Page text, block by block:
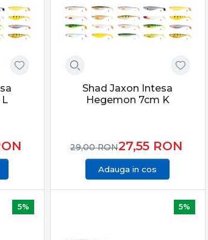
Shad Jaxon Intesa
Hegemon 7cm K
27,55 RON
29,00RON
Adauga in cos
5% 5%